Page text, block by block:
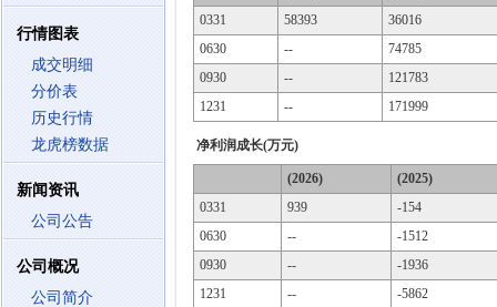
行情图表
成交明细
分价表
历史行情
龙虎榜数据
新闻资讯
公司公告
公司概况
公司简介
0331
58393
36016
0630
--
74785
0930
--
121783
1231
-- 171999
净利润成长(万元)
(2026)
(2025)
0331
939
-154
0630
--
-1512
0930
--
-1936
1231
-- -5862